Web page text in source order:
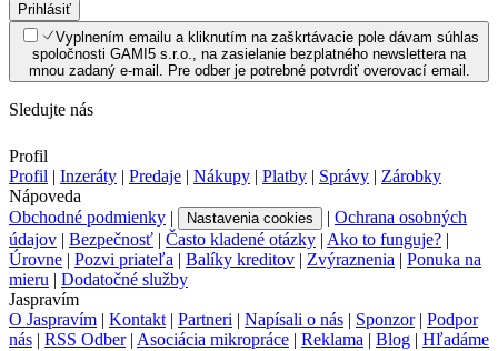
Prihlásiť
Vyplnením emailu a kliknutím na zaškrtávacie pole dávam súhlas
spoločnosti GAMI5 s.r.o., na zasielanie bezplatného newslettera na
mnou zadaný e-mail. Pre odber je potrebné potvrdiť overovací email.
Sledujte nás
Profil
Profil | Inzeráty | Predaje | Nákupy | Platby | Správy | Zárobky
Nápoveda
Obchodné podmienky | Nastavenia cookies | Ochrana osobných
údajov | Bezpečnosť | Často kladené otázky | Ako to funguje? |
Úrovne | Pozvi priateľa | Balíky kreditov | Zvýraznenia | Ponuka na
mieru | Dodatočné služby
Jaspravím
O Jaspravím | Kontakt | Partneri | Napísali o nás | Sponzor| Podpor
nás | RSS Odber| Asociácia mikropráce | Reklama | Blog | Hľadáme